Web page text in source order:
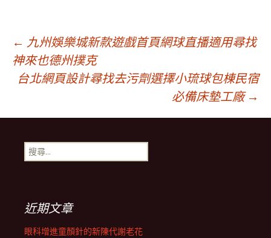
文
章
導
覽
列
← 九州娛樂城新款遊戲首頁網球直播適用尋找
神來也德州撲克
台北網頁設計尋找去污劑選擇小琉球包棟民宿
必備床墊工廠 →
搜
尋
近期文章
眼科增進童顏針的新陳代謝老花